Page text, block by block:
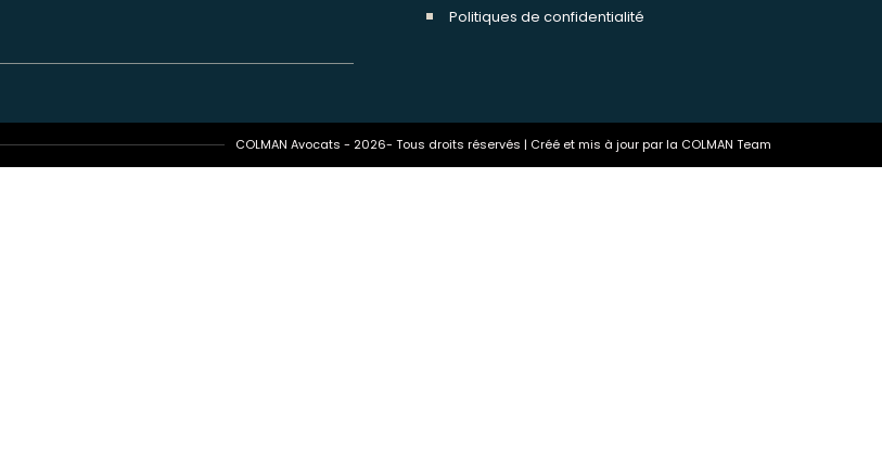
Politiques de confidentialité
COLMAN Avocats - 2026- Tous droits réservés | Créé et mis à jour par la COLMAN Team